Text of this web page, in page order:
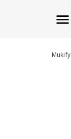
Mukify